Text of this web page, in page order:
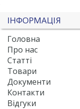
ІНФОРМАЦІЯ
Головна
Про нас
Статті
Товари
Документи
Контакти
Відгуки